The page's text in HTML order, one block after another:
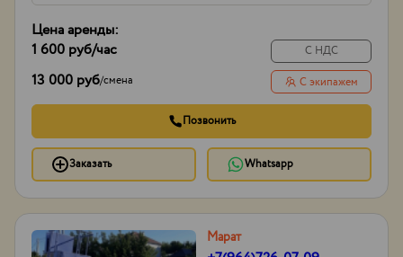
Цена аренды:
1 600 руб/час
13 000 руб/смена
С НДС
С экипажем
Позвонить
Заказать Whatsapp
Марат